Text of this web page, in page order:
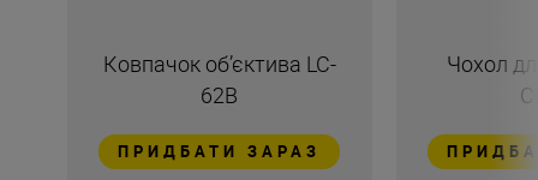
Ковпачок об’єктива LC-
62B
ПРИДБАТИ ЗАРАЗ
Чохол